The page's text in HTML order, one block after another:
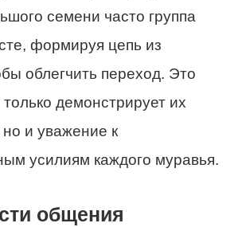
семени часто группа
формируя цепь из
облегчить переход. Это
демонстрирует их
и уважение к
усилиям каждого муравья.
общения